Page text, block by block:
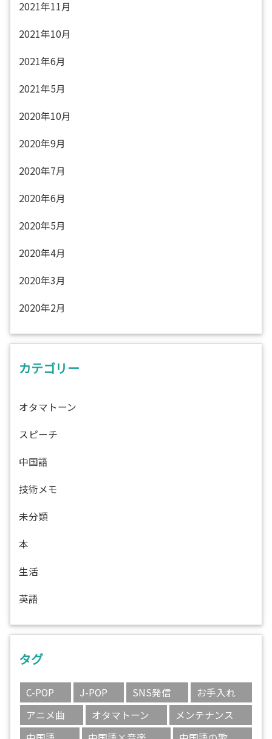
2021年11月
2021年10月
2021年6月
2021年5月
2020年10月
2020年9月
2020年7月
2020年6月
2020年5月
2020年4月
2020年3月
2020年2月
カテゴリー
オタマトーン
スピーチ
中国語
技術メモ
未分類
本
生活
英語
タグ
C-POP J-POP SNS発信
お手入れ
アニメ曲
オタマトーン
メンテナンス